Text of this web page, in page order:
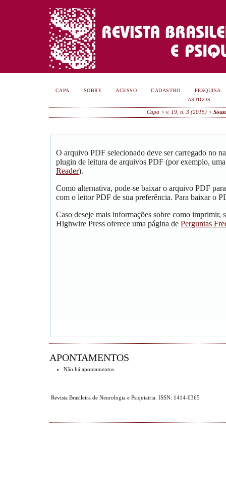
CAPA SOBRE ACESSO CADASTRO
PESQUISA
ARTIGOS
Capa >v. 19, n. 3 (2015) >
O arquivo PDF selecionado deve ser carregado no
plugin de leitura de arquivos PDF (por exemplo,
Reader).
Como alternativa, pode-se baixar o arquivo PDF
com o leitor PDF de sua preferência. Para baixar o
Caso deseje mais informações sobre como imprimir,
Highwire Press oferece uma página de Perguntas
APONTAMENTOS
Não há apontamentos.
Revista Brasileira de Neurologia e Psiquiatria. ISSN: 1414-0365